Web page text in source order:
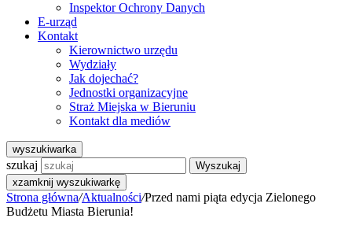
Inspektor Ochrony Danych
E-urząd
Kontakt
Kierownictwo urzędu
Wydziały
Jak dojechać?
Jednostki organizacyjne
Straż Miejska w Bieruniu
Kontakt dla mediów
wyszukiwarka
szukaj
Wyszukaj
xzamknij wyszukiwarkę
Strona główna/Aktualności/Przed nami piąta edycja Zielonego
Budżetu Miasta Bierunia!